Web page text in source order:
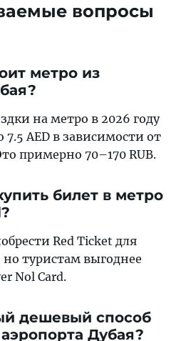
вопросы
метро из
на метро в 2026 году
7.5 AED в зависимости от
примерно 70–170 RUB.
билет в метро
Red Ticket для
но туристам выгоднее
Nol Card.
дешевый способ
Дубая?